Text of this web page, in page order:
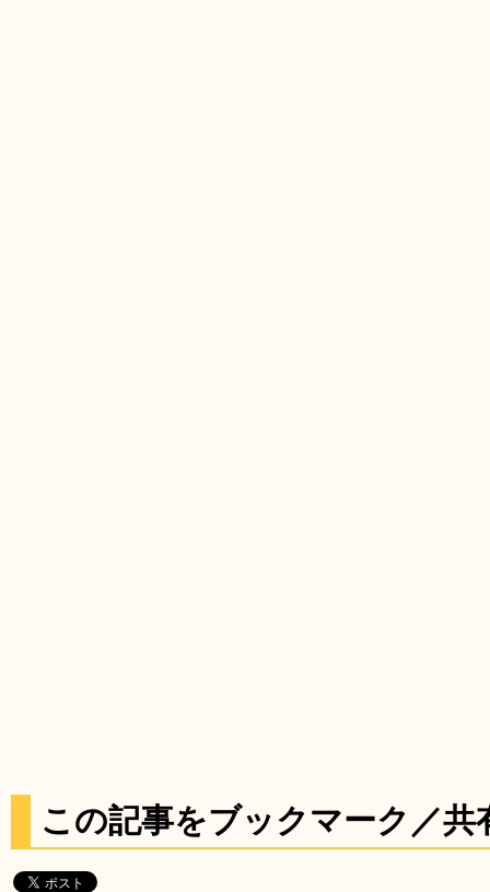
この記事をブックマーク／共